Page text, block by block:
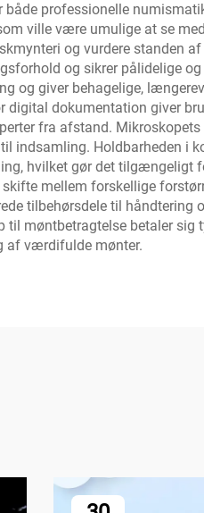
professionelle
ville være umulige at se
og vurdere standen
og sikrer pålidelige
og giver behagelige,
digital dokumentation giver
fra afstand.
indsamling. Holdbarheden i
hvilket gør det tilgængeligt
mellem forskellige
tilbehørsdele til håndtering
møntbetragtelse betaler sig
af værdifulde mønter.